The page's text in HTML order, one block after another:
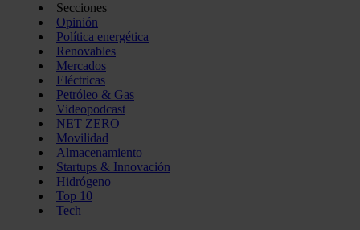
Secciones
Opinión
Política energética
Renovables
Mercados
Eléctricas
Petróleo & Gas
Videopodcast
NET ZERO
Movilidad
Almacenamiento
Startups & Innovación
Hidrógeno
Top 10
Tech